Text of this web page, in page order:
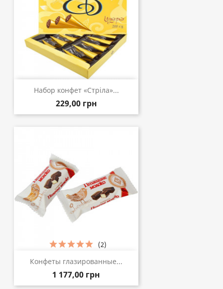
Набор конфет «Стріла»...
229,00 грн
Конфеты глазированные...
1 177,00 грн
(2)